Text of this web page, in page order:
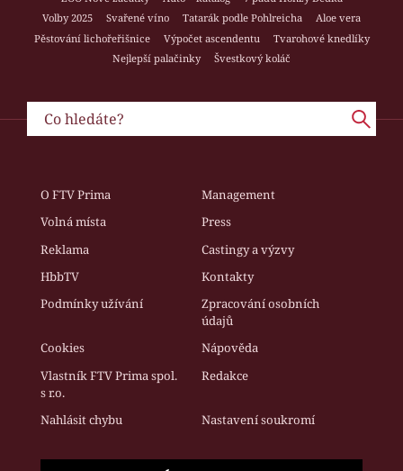
Volby 2025
Svařené víno Tatarák podle Pohlreicha
Aloe vera
Pěstování lichořeřišnice
Výpočet ascendentu
Tvarohové knedlíky
Nejlepší palačinky
Švestkový koláč
O FTV Prima
Management
Volná místa
Press
Reklama
Castingy a výzvy
HbbTV
Kontakty
Podmínky užívání
Zpracování osobních
údajů
Cookies
Nápověda
Vlastník FTV Prima spol.
s r.o.
Redakce
Nahlásit chybu Nastavení soukromí